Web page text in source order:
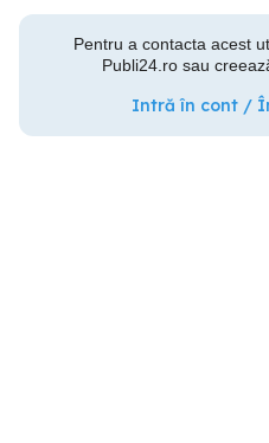
Pentru a contacta acest
Publi24.ro sau
Intră în cont /